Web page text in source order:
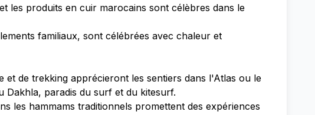
les produits en cuir marocains sont célèbres dans le
familiaux, sont célébrées avec chaleur et
et de trekking apprécieront les sentiers dans l'Atlas ou le
Dakhla, paradis du surf et du kitesurf.
les hammams traditionnels promettent des expériences